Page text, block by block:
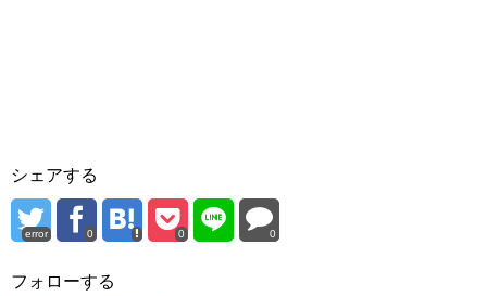
シェアする
error 0 0 0
フォローする